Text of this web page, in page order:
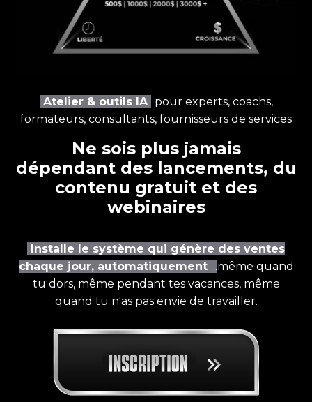
Atelier & outils IA pour experts, coachs,
formateurs, consultants, fournisseurs de services
Ne sois plus jamais
dépendant des lancements, du
contenu gratuit et des
webinaires
Installe le système qui génère des ventes
chaque jour, automatiquement ...même quand
tu dors, même pendant tes vacances, même
quand tu n'as pas envie de travailler.